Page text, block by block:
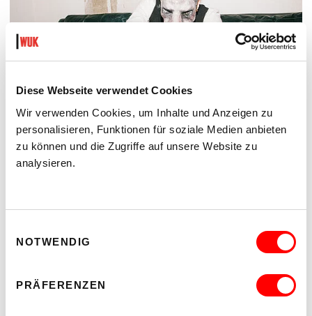
Diese Webseite verwendet Cookies
Wir verwenden Cookies, um Inhalte und Anzeigen zu
personalisieren, Funktionen für soziale Medien anbieten
zu können und die Zugriffe auf unsere Website zu
analysieren.
NOTWENDIG
PRÄFERENZEN
DER TÄUBLING
20.30